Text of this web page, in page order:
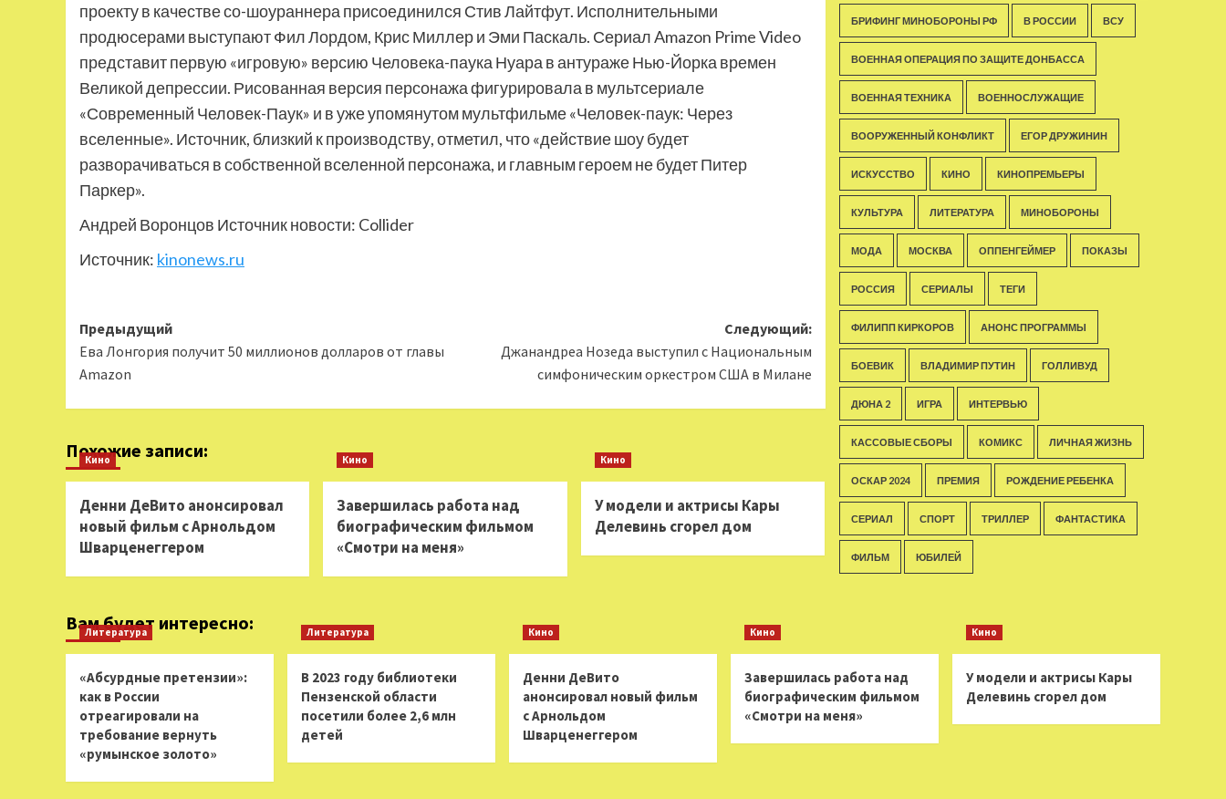
проекту в качестве со-шоураннера присоединился Стив Лайтфут. Исполнительными
продюсерами выступают Фил Лордом, Крис Миллер и Эми Паскаль. Сериал Amazon Prime Video
представит первую «игровую» версию Человека-паука Нуара в антураже Нью-Йорка времен
Великой депрессии. Рисованная версия персонажа фигурировала в мультсериале
«Современный Человек-Паук» и в уже упомянутом мультфильме «Человек-паук: Через
вселенные». Источник, близкий к производству, отметил, что «действие шоу будет
разворачиваться в собственной вселенной персонажа, и главным героем не будет Питер
Паркер».
Андрей Воронцов Источник новости: Collider
Источник: kinonews.ru
Навигация
записи
Предыдущий
Ева Лонгория получит 50 миллионов долларов от главы
Amazon
Следующий:
Джанандреа Нозеда выступил с Национальным
симфоническим оркестром США в Милане
Похожие записи:
Кино
Денни ДеВито анонсировал
новый фильм с Арнольдом
Шварценеггером
Кино
Завершилась работа над
биографическим фильмом
«Смотри на меня»
Кино
У модели и актрисы Кары
Делевинь сгорел дом
БРИФИНГ МИНОБОРОНЫ РФ В РОССИИ ВСУ
ВОЕННАЯ ОПЕРАЦИЯ ПО ЗАЩИТЕ ДОНБАССА
ВОЕННАЯ ТЕХНИКА ВОЕННОСЛУЖАЩИЕ
ВООРУЖЕННЫЙ КОНФЛИКТ ЕГОР ДРУЖИНИН
ИСКУССТВО КИНО КИНОПРЕМЬЕРЫ
КУЛЬТУРА ЛИТЕРАТУРА МИНОБОРОНЫ
МОДА МОСКВА ОППЕНГЕЙМЕР ПОКАЗЫ
РОССИЯ СЕРИАЛЫ ТЕГИ
ФИЛИПП КИРКОРОВ АНОНС ПРОГРАММЫ
БОЕВИК ВЛАДИМИР ПУТИН ГОЛЛИВУД
ДЮНА 2 ИГРА ИНТЕРВЬЮ
КАССОВЫЕ СБОРЫ КОМИКС ЛИЧНАЯ ЖИЗНЬ
ОСКАР 2024 ПРЕМИЯ РОЖДЕНИЕ РЕБЕНКА
СЕРИАЛ СПОРТ ТРИЛЛЕР ФАНТАСТИКА
ФИЛЬМ ЮБИЛЕЙ
Вам будет интересно:
Литература
«Абсурдные претензии»:
как в России
отреагировали на
требование вернуть
«румынское золото»
Литература
В 2023 году библиотеки
Пензенской области
посетили более 2,6 млн
детей
Кино
Денни ДеВито
анонсировал новый фильм
с Арнольдом
Шварценеггером
Кино
Завершилась работа над
биографическим фильмом
«Смотри на меня»
Кино
У модели и актрисы Кары
Делевинь сгорел дом